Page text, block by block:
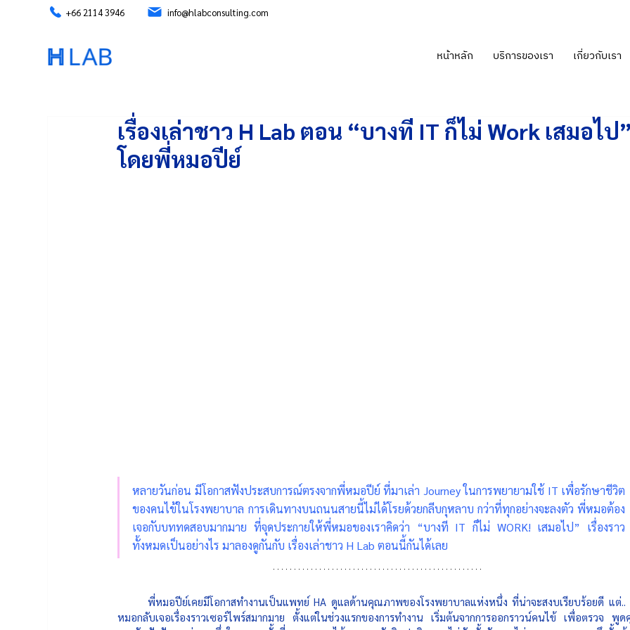
+66 2114 3946 info@hlabconsulting.com
หน้าหลัก บริการของเรา เกี่ยวกับเรา
เรื่องเล่าชาว H Lab ตอน “บางที IT ก็ไม่ Work เสมอไป
โดยพี่หมอปีย์
หลายวันก่อน มีโอกาสฟังประสบการณ์ตรงจากพี่หมอปีย์ ที่มาเล่า Journey ในการพยายามใช้ IT เพื่อรักษาชีวิต
ของคนไข้ในโรงพยาบาล การเดินทางบนถนนสายนี้ไม่ได้โรยด้วยกลีบกุหลาบ กว่าที่ทุกอย่างจะลงตัว พี่หมอต้อง
เจอกับบททดสอบมากมาย ที่จุดประกายให้พี่หมอของเราคิดว่า “บางที IT ก็ไม่ WORK! เสมอไป” เรื่องราว
ทั้งหมดเป็นอย่างไร มาลองดูกันกับ เรื่องเล่าชาว H Lab ตอนนี้กันได้เลย
พี่หมอปีย์เคยมีโอกาสทำงานเป็นแพทย์ HA ดูแลด้านคุณภาพของโรงพยาบาลแห่งหนึ่ง ที่น่าจะสงบเรียบร้อยดี แต่
หมอกลับเจอเรื่องราวเซอร์ไพร์สมากมาย ตั้งแต่ในช่วงแรกของการทำงาน เริ่มต้นจากการออกราวน์คนไข้ เพื่อตรวจ พูด